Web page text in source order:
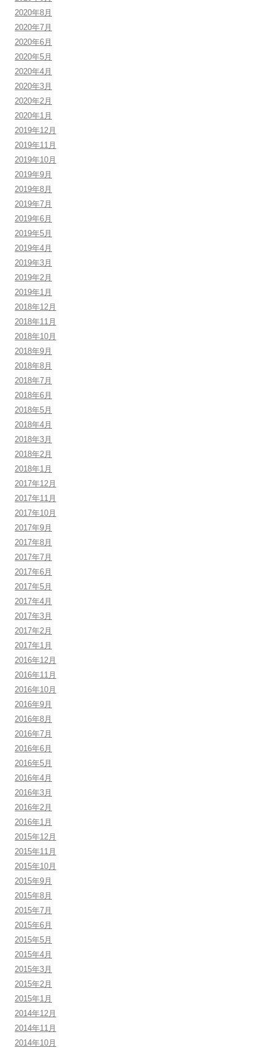
2020年8月
2020年7月
2020年6月
2020年5月
2020年4月
2020年3月
2020年2月
2020年1月
2019年12月
2019年11月
2019年10月
2019年9月
2019年8月
2019年7月
2019年6月
2019年5月
2019年4月
2019年3月
2019年2月
2019年1月
2018年12月
2018年11月
2018年10月
2018年9月
2018年8月
2018年7月
2018年6月
2018年5月
2018年4月
2018年3月
2018年2月
2018年1月
2017年12月
2017年11月
2017年10月
2017年9月
2017年8月
2017年7月
2017年6月
2017年5月
2017年4月
2017年3月
2017年2月
2017年1月
2016年12月
2016年11月
2016年10月
2016年9月
2016年8月
2016年7月
2016年6月
2016年5月
2016年4月
2016年3月
2016年2月
2016年1月
2015年12月
2015年11月
2015年10月
2015年9月
2015年8月
2015年7月
2015年6月
2015年5月
2015年4月
2015年3月
2015年2月
2015年1月
2014年12月
2014年11月
2014年10月